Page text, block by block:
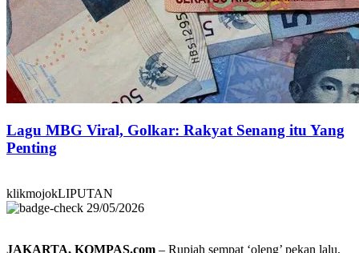
Lagu MBG Viral, Golkar: Rakyat Senang itu Yang
Penting
klikmojokLIPUTAN
29/05/2026
JAKARTA, KOMPAS.com – Rupiah sempat ‘oleng’ pekan lalu,